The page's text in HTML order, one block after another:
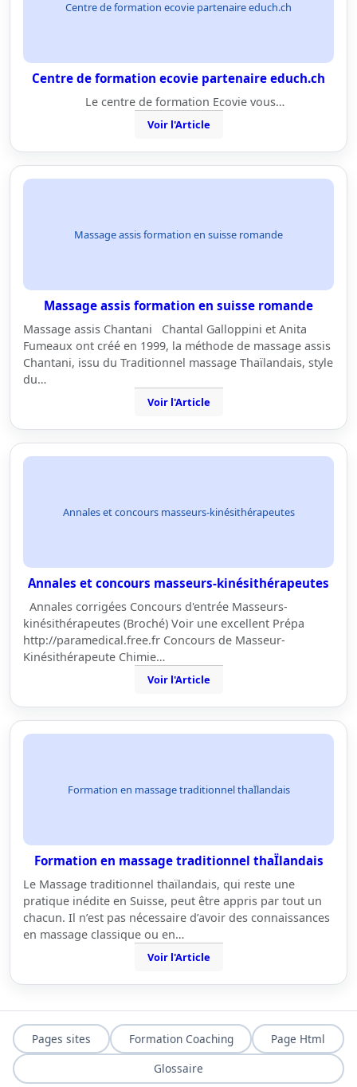
Centre de formation ecovie partenaire educh.ch
Centre de formation ecovie partenaire educh.ch
Le centre de formation Ecovie vous…
Voir l'Article
Massage assis formation en suisse romande
Massage assis formation en suisse romande
Massage assis Chantani Chantal Galloppini et Anita
Fumeaux ont créé en 1999, la méthode de massage assis
Chantani, issu du Traditionnel massage Thaïlandais, style
du…
Voir l'Article
Annales et concours masseurs-kinésithérapeutes
Annales et concours masseurs-kinésithérapeutes
Annales corrigées Concours d'entrée Masseurs-
kinésithérapeutes (Broché) Voir une excellent Prépa
http://paramedical.free.fr Concours de Masseur-
Kinésithérapeute Chimie…
Voir l'Article
Formation en massage traditionnel thaÏlandais
Formation en massage traditionnel thaÏlandais
Le Massage traditionnel thaïlandais, qui reste une
pratique inédite en Suisse, peut être appris par tout un
chacun. Il n’est pas nécessaire d’avoir des connaissances
en massage classique ou en…
Voir l'Article
Pages sites Formation Coaching
Page Html
Glossaire